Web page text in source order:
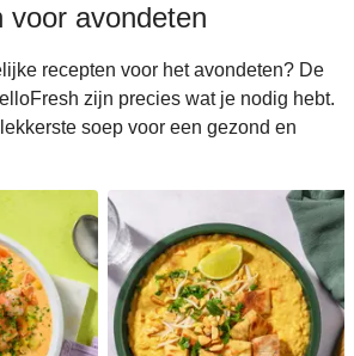
voor avondeten
recepten voor het avondeten? De
zijn precies wat je nodig hebt.
soep voor een gezond en